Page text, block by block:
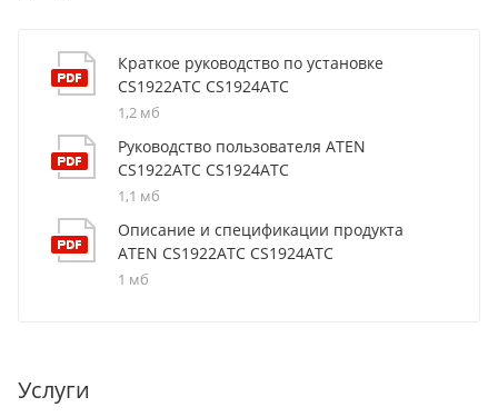
Краткое руководство по установке
CS1922ATC CS1924ATC
1,2 мб
Руководство пользователя ATEN
CS1922ATC CS1924ATC
1,1 мб
Описание и спецификации продукта
ATEN CS1922ATC CS1924ATC
1 мб
Услуги